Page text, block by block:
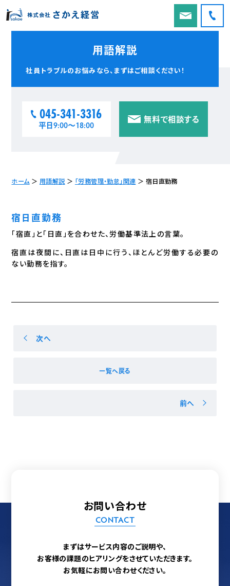
用語解説
社員トラブルのお悩みなら、 まずはご相談ください！
045-341-3316
平日9:00〜18:00
無料で相談する
ホーム＞ 用語解説＞ 「労務管理・勤怠」関連 ＞ 宿日直勤務
宿日直勤務
「宿直」と「日直」を合わせた、労働基準法上の言葉。
宿直は夜間に、日直は日中に行う、ほとんど労働する必要の
ない勤務を指す。
次へ
一覧へ戻る
前へ
お問い合わせ
CONTACT
まずはサービス内容のご説明や、
お客様の課題のヒアリングをさせていただきます。
お気軽にお問い合わせください。